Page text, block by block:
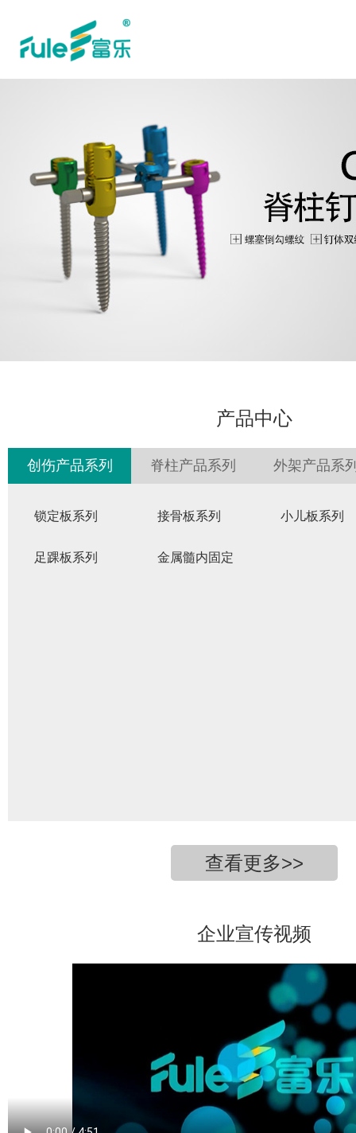
产品中心
创伤产品系列 脊柱产品系列 外架产品系
锁定板系列 接骨板系列 小儿板系列
足踝板系列 金属髓内固定
查看更多>>
企业宣传视频